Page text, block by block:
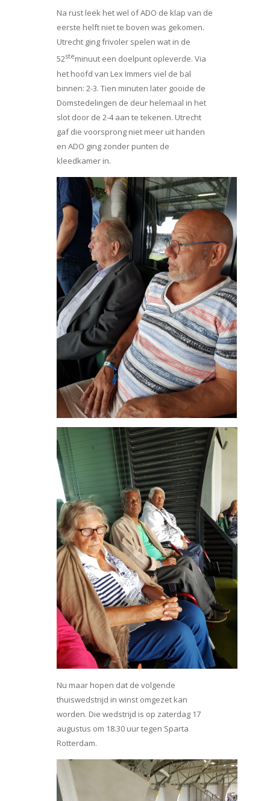
Na rust leek het wel of ADO de klap van de
eerste helft niet te boven was gekomen.
Utrecht ging frivoler spelen wat in de
52steminuut een doelpunt opleverde. Via
het hoofd van Lex Immers viel de bal
binnen: 2-3. Tien minuten later gooide de
Domstedelingen de deur helemaal in het
slot door de 2-4 aan te tekenen. Utrecht
gaf die voorsprong niet meer uit handen
en ADO ging zonder punten de
kleedkamer in.
Nu maar hopen dat de volgende
thuiswedstrijd in winst omgezet kan
worden. Die wedstrijd is op zaterdag 17
augustus om 18.30 uur tegen Sparta
Rotterdam.